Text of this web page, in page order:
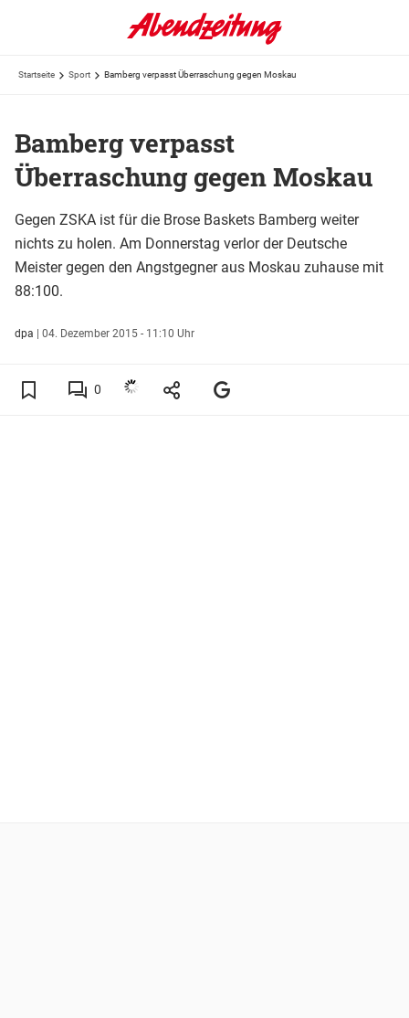
Startseite Sport Bamberg verpasst Überraschung gegen Moskau
Bamberg verpasst
Überraschung gegen Moskau
Gegen ZSKA ist für die Brose Baskets Bamberg weiter
nichts zu holen. Am Donnerstag verlor der Deutsche
Meister gegen den Angstgegner aus Moskau zuhause mit
88:100.
dpa | 04. Dezember 2015 - 11:10 Uhr
0